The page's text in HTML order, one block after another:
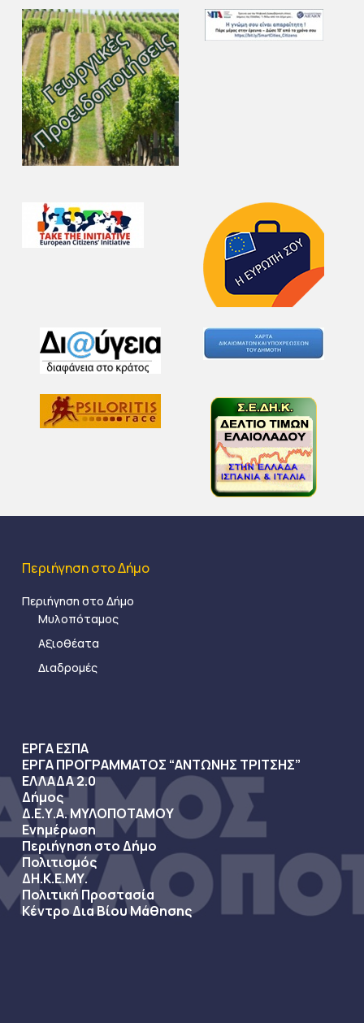
Περιήγηση στο Δήμο
Περιήγηση στο Δήμο
Μυλοπόταμος
Αξιοθέατα
Διαδρομές
ΕΡΓΑ ΕΣΠΑ
ΕΡΓΑ ΠΡΟΓΡΑΜΜΑΤΟΣ “ΑΝΤΩΝΗΣ ΤΡΙΤΣΗΣ”
ΕΛΛΑΔΑ 2.0
Δήμος
Δ.Ε.Υ.Α. ΜΥΛΟΠΟΤΑΜΟΥ
Ενημέρωση
Περιήγηση στο Δήμο
Πολιτισμός
ΔΗ.Κ.Ε.ΜΥ.
Πολιτική Προστασία
Κέντρο Δια Βίου Μάθησης